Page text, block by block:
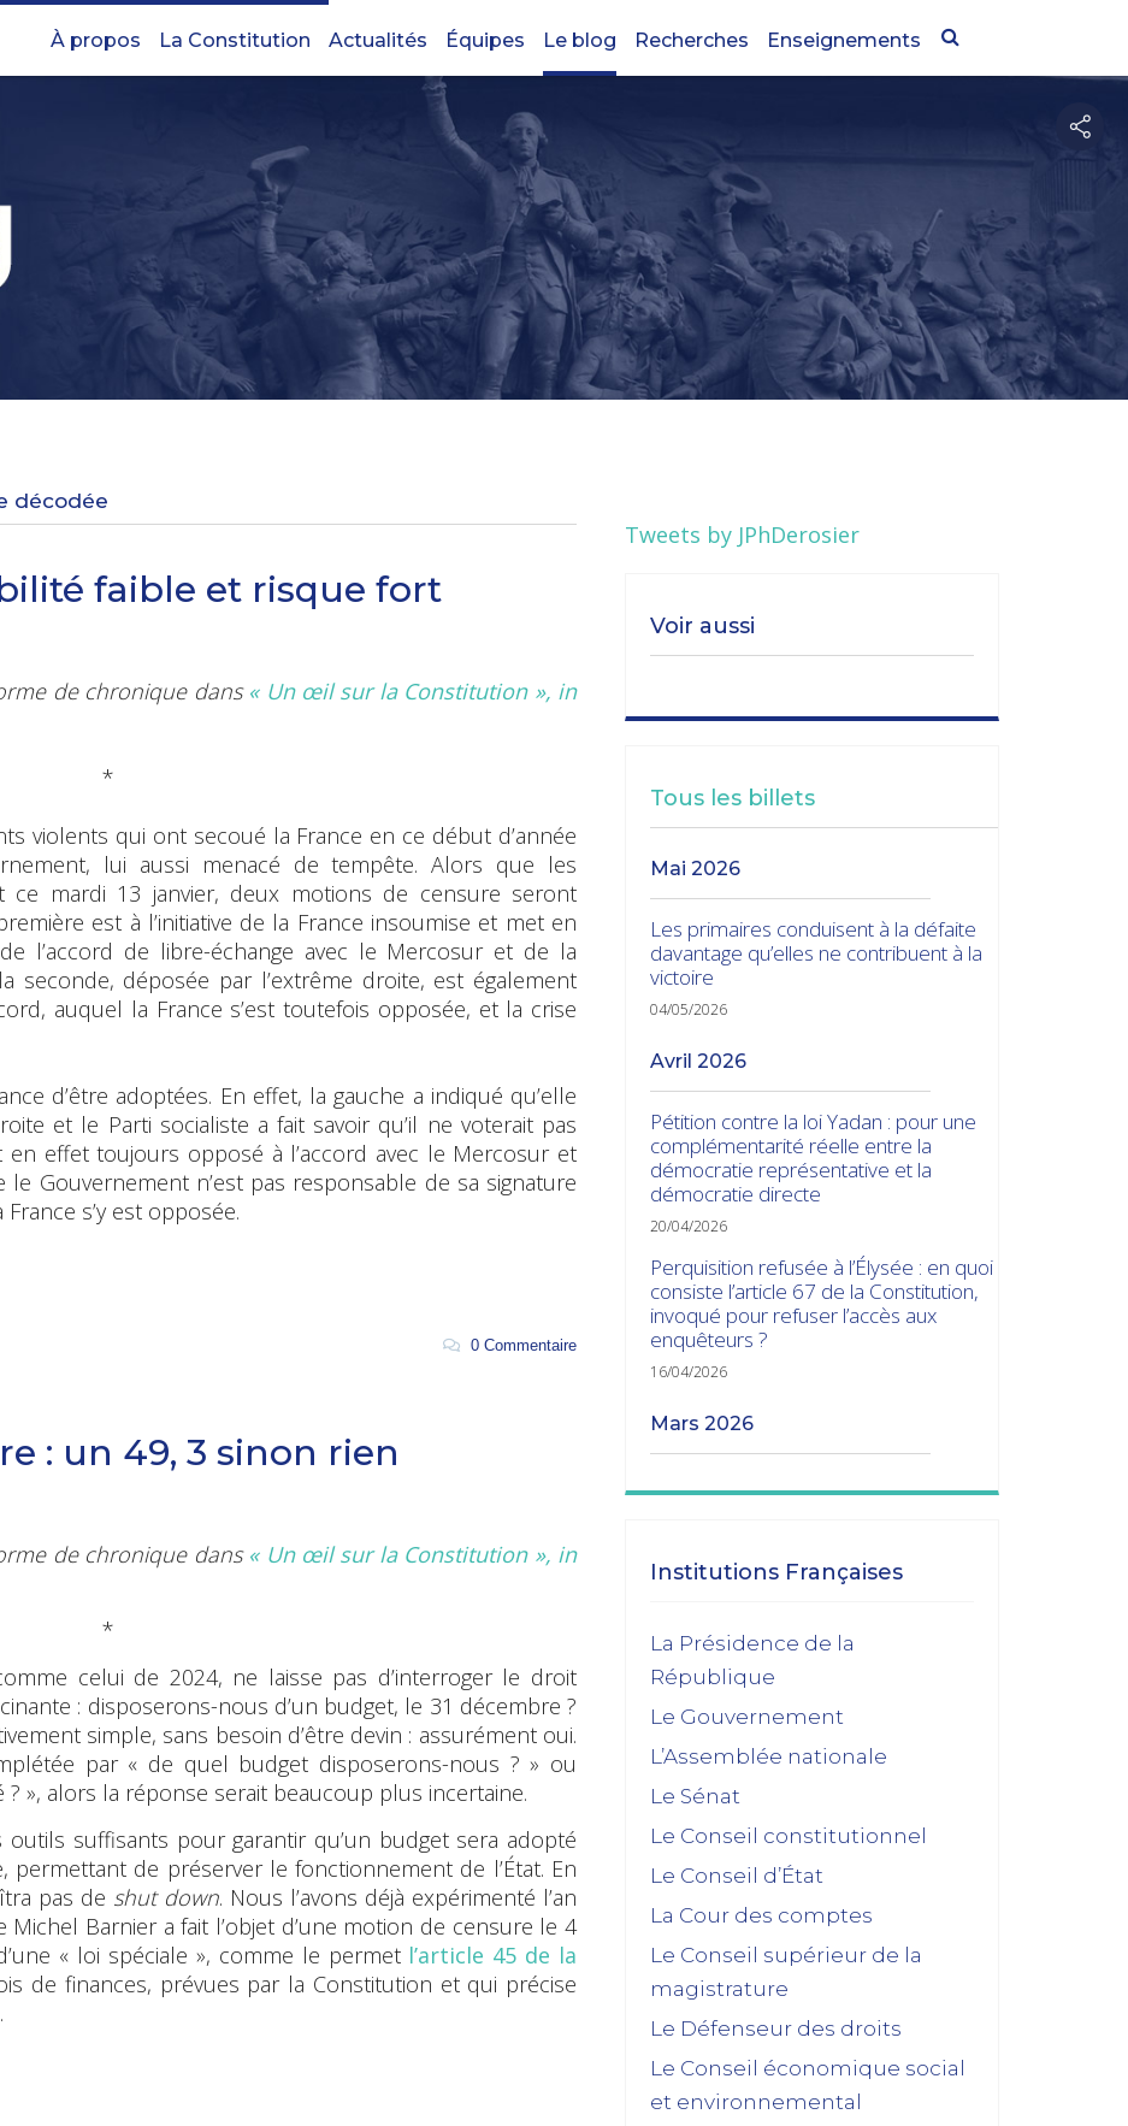
À propos La Constitution Actualités Équipes Le blog Recherches Enseignements
décodée
faible et risque fort
de chronique dans « Un œil sur la Constitution », in
*
violents qui ont secoué la France en ce début d’année
lui aussi menacé de tempête. Alors que les
ce mardi 13 janvier, deux motions de censure seront
est à l’initiative de la France insoumise et met en
l’accord de libre-échange avec le Mercosur et de la
seconde, déposée par l’extrême droite, est également
auquel la France s’est toutefois opposée, et la crise
d’être adoptées. En effet, la gauche a indiqué qu’elle
et le Parti socialiste a fait savoir qu’il ne voterait pas
en effet toujours opposé à l’accord avec le Mercosur et
le Gouvernement n’est pas responsable de sa signature
s’y est opposée.
0 Commentaire
: un 49, 3 sinon rien
de chronique dans « Un œil sur la Constitution », in
*
celui de 2024, ne laisse pas d’interroger le droit
: disposerons-nous d’un budget, le 31 décembre ?
simple, sans besoin d’être devin : assurément oui.
par « de quel budget disposerons-nous ? » ou
», alors la réponse serait beaucoup plus incertaine.
suffisants pour garantir qu’un budget sera adopté
permettant de préserver le fonctionnement de l’État. En
pas de shut down. Nous l’avons déjà expérimenté l’an
Barnier a fait l’objet d’une motion de censure le 4
« loi spéciale », comme le permet l’article 45 de la
de finances, prévues par la Constitution et qui précise
Tweets by JPhDerosier
Voir aussi
Tous les billets
mai 2026
Les primaires conduisent à la défaite
davantage qu’elles ne contribuent à la
victoire
04/05/2026
avril 2026
Pétition contre la loi Yadan : pour une
complémentarité réelle entre la
démocratie représentative et la
démocratie directe
20/04/2026
Perquisition refusée à l’Élysée : en quoi
consiste l’article 67 de la Constitution,
invoqué pour refuser l’accès aux
enquêteurs ?
16/04/2026
mars 2026
Les transitions gouvernementales
janvier 2026
Dissolution ? Probabilité faible et risque
fort
15/01/2026
Feuilleton budgétaire : un 49, 3 sinon
novembre 2025
La dissolution s’éloigne
17/11/2025
Budget 2026 : « En ayant fait du
renoncement au 49.3 une condition de
leur accord de non-censure, les
socialistes se sont en réalité piégés
Institutions Françaises
La Présidence de la
République
Le Gouvernement
L’Assemblée nationale
Le Sénat
Le Conseil constitutionnel
Le Conseil d’État
La Cour des comptes
Le Conseil supérieur de la
magistrature
Le Défenseur des droits
Le Conseil économique social
et environnemental